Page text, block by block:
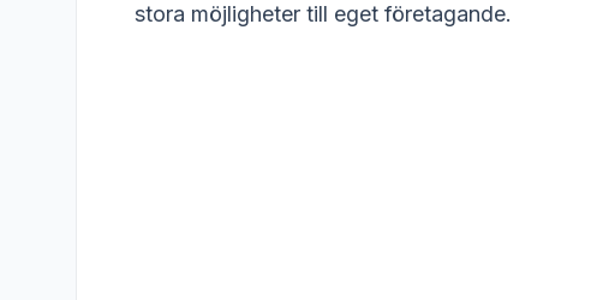
stora möjligheter till eget företagande.